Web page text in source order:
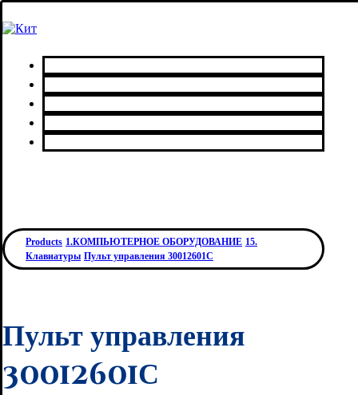
Products 1.КОМПЬЮТЕРНОЕ ОБОРУДОВАНИЕ 15.
Клавиатуры Пульт управления 30012601С
Пульт управления
30012601С